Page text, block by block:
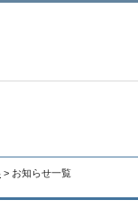
> お知らせ一覧